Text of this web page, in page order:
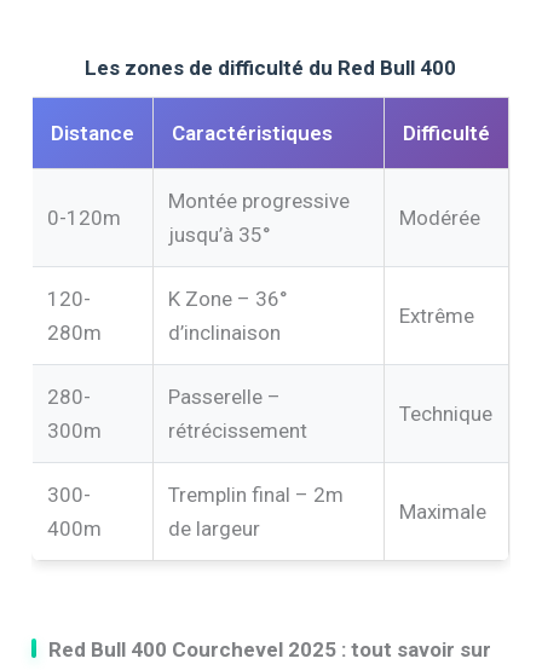
Les zones de difficulté du Red Bull 400
Distance Caractéristiques Difficulté
0-120m
Montée progressive
jusqu’à 35°
Modérée
120-
280m
K Zone – 36°
d’inclinaison
Extrême
280-
300m
Passerelle –
rétrécissement
Technique
300-
400m
Tremplin final – 2m
de largeur
Maximale
Red Bull 400 Courchevel 2025 : tout savoir sur